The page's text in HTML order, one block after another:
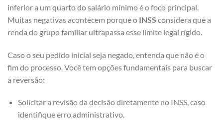
inferior a um quarto do salário mínimo é o foco principal.
Muitas negativas acontecem porque o INSS considera que a
renda do grupo familiar ultrapassa esse limite legal rígido.
Caso o seu pedido inicial seja negado, entenda que não é o
fim do processo. Você tem opções fundamentais para buscar
a reversão:
Solicitar a revisão da decisão diretamente no INSS, caso
identifique erro administrativo.